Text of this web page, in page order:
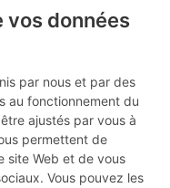
vos données
par nous et par des
au fonctionnement du
ajustés par vous à
permettent de
site Web et de vous
Vous pouvez les